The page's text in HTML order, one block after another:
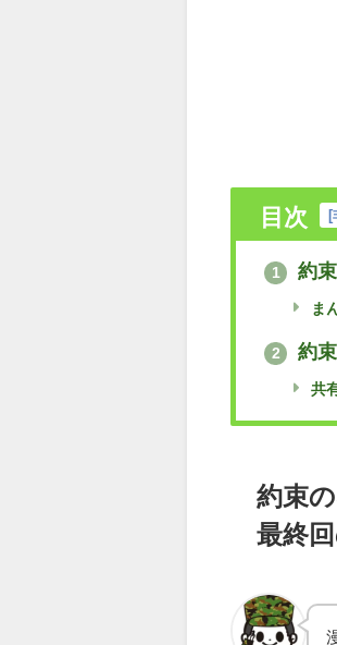
目次 [
1 約
ま
2 約
共
約束
最終